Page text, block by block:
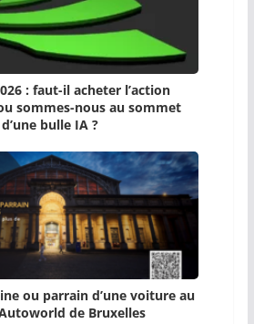
: faut-il acheter l’action
sommes-nous au sommet
d’une bulle IA ?
ou parrain d’une voiture au
de Bruxelles